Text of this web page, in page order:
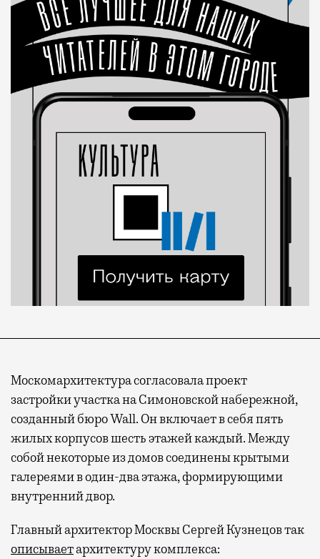
Москомархитектура согласовала проект
застройки участка на Симоновской набережной,
созданный бюро Wall. Он включает в себя пять
жилых корпусов шесть этажей каждый. Между
собой некоторые из домов соединены крытыми
галереями в один-два этажа, формирующими
внутренний двор.
Главный архитектор Москвы Сергей Кузнецов так
описываетархитектуру комплекса: